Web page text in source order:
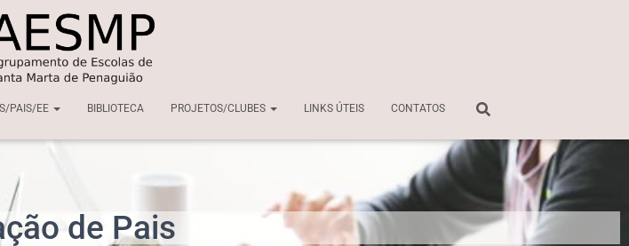
PAIS/EE BIBLIOTECA PROJETOS/CLUBES LINKS ÚTEIS CONTATOS
de Pais